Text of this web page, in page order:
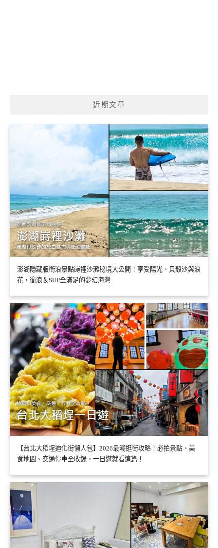
近期文章
澎湖隱藏版衝浪景點嵵裡沙灘秘境大公開！享受陽光、貝殼沙與浪
花，衝浪＆SUP全滿足的夢幻海灣
【台北大稻埕迪化街懶人包】2026最潮逛街攻略！必拍景點、美
食地圖、交通停車全收錄，一日遊就看這篇！